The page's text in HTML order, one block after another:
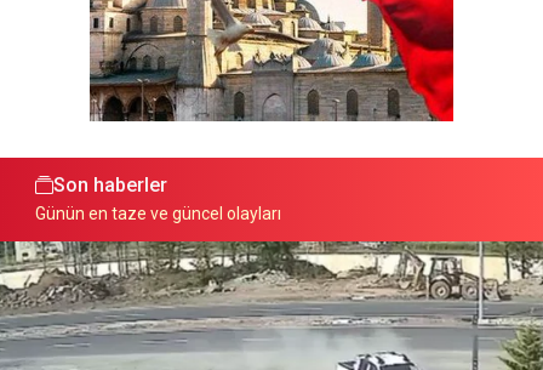
Son haberler
Günün en taze ve güncel olayları